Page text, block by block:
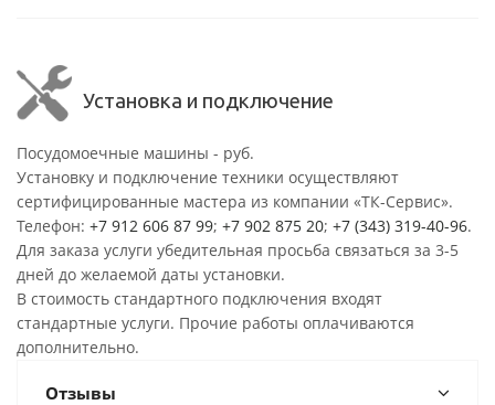
Установка и подключение
Посудомоечные машины - руб.
Установку и подключение техники осуществляют
сертифицированные мастера из компании «ТК-Сервис».
Телефон: +7 912 606 87 99; +7 902 875 20; +7 (343) 319-40-96.
Для заказа услуги убедительная просьба связаться за 3-5
дней до желаемой даты установки.
В стоимость стандартного подключения входят
стандартные услуги. Прочие работы оплачиваются
дополнительно.
Отзывы